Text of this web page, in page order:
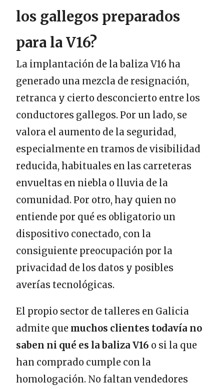
los gallegos preparados
para la V16?
La implantación de la baliza V16 ha
generado una mezcla de resignación,
retranca y cierto desconcierto entre los
conductores gallegos. Por un lado, se
valora el aumento de la seguridad,
especialmente en tramos de visibilidad
reducida, habituales en las carreteras
envueltas en niebla o lluvia de la
comunidad. Por otro, hay quien no
entiende por qué es obligatorio un
dispositivo conectado, con la
consiguiente preocupación por la
privacidad de los datos y posibles
averías tecnológicas.
El propio sector de talleres en Galicia
admite que muchos clientes todavía no
saben ni qué es la baliza V16 o si la que
han comprado cumple con la
homologación. No faltan vendedores